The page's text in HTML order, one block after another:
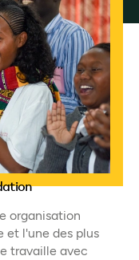
organisation
et l'une des plus
travaille avec